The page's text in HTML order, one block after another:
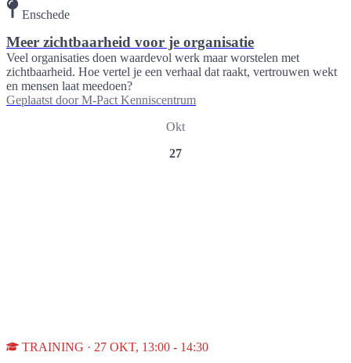
Enschede
Meer zichtbaarheid voor je organisatie
Veel organisaties doen waardevol werk maar worstelen met
zichtbaarheid. Hoe vertel je een verhaal dat raakt, vertrouwen wekt
en mensen laat meedoen?
Geplaatst door M-Pact Kenniscentrum
Okt
27
TRAINING · 27 OKT, 13:00 - 14:30